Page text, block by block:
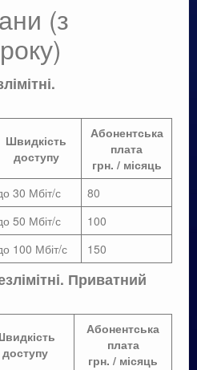
(з
Швидкість
доступу
Абонентська
плата
грн. / місяць
30 Мбіт/с
80
50 Мбіт/с
100
100 Мбіт/с 150
Приватний
доступу
Абонентська
плата
грн. / місяць